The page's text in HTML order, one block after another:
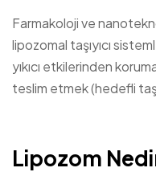
Farmakoloji ve
lipozomal taşıyıcı
yıkıcı etkilerinden
teslim etmek (hedefli
Lipozom Nedir